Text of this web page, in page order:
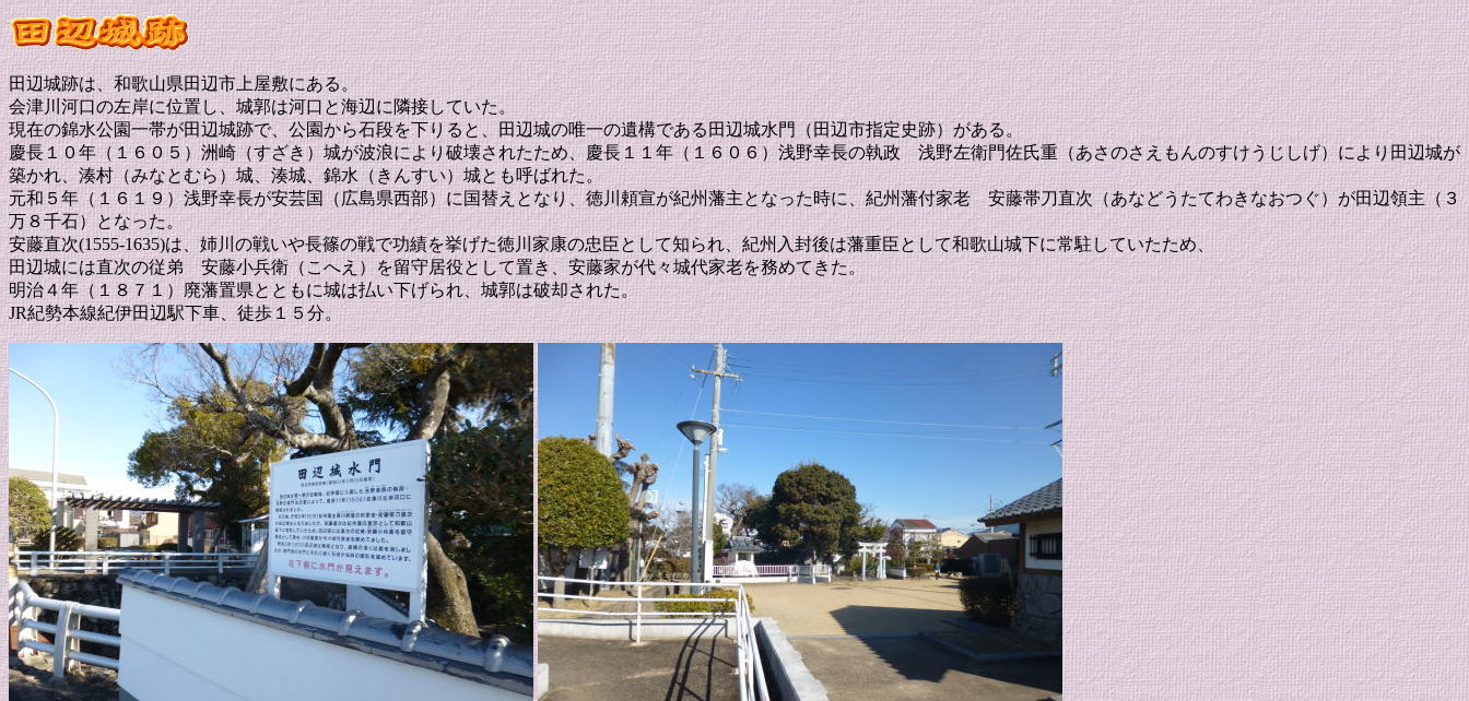
田辺城跡は、和歌山県田辺市上屋敷にある。
会津川河口の左岸に位置し、城郭は河口と海辺に隣接していた。
現在の錦水公園一帯が田辺城跡で、公園から石段を下りると、田辺城の唯一の遺構である田辺城水門（田辺市指定史跡）がある。
慶長１０年（１６０５）洲崎（すざき）城が波浪により破壊されたため、慶長１１年（１６０６）浅野幸長の執政 浅野左衛門佐氏重（あさのさえもんのすけうじしげ）により田辺城が
築かれ、湊村（みなとむら）城、湊城、錦水（きんすい）城とも呼ばれた。
元和５年（１６１９）浅野幸長が安芸国（広島県西部）に国替えとなり、徳川頼宣が紀州藩主となった時に、紀州藩付家老 安藤帯刀直次（あなどうたてわきなおつぐ）が田辺領主（３
万８千石）となった。
安藤直次(1555-1635)は、姉川の戦いや長篠の戦で功績を挙げた徳川家康の忠臣として知られ、紀州入封後は藩重臣として和歌山城下に常駐していたため、
田辺城には直次の従弟 安藤小兵衛（こへえ）を留守居役として置き、安藤家が代々城代家老を務めてきた。
明治４年（１８７１）廃藩置県とともに城は払い下げられ、城郭は破却された。
JR紀勢本線紀伊田辺駅下車、徒歩１５分。